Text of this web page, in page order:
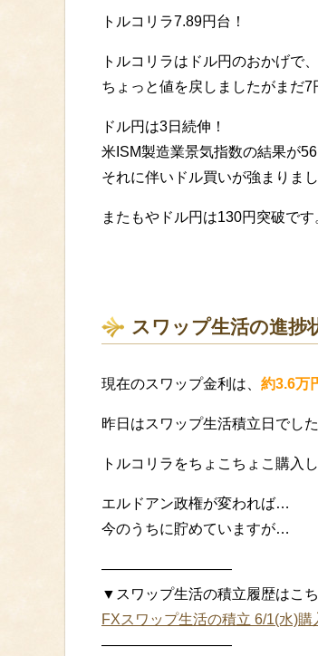
トルコリラ7.89円台！
トルコリラはドル円のおかげで、
ちょっと値を戻しましたがまだ7
ドル円は3日続伸！
米ISM製造業景気指数の結果が
それに伴いドル買いが強まりまし
またもやドル円は130円突破です
スワップ生活の進捗
現在のスワップ金利は、 約3.6万
昨日はスワップ生活積立日でした
トルコリラをちょこちょこ購入
エルドアン政権が変われば…
今のうちに貯めていますが…
—————————
▼スワップ生活の積立履歴はこ
FXスワップ生活の積立 6/1(水)購
—————————